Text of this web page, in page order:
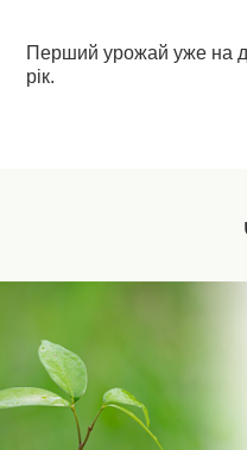
Перший урожай уже на
рік.